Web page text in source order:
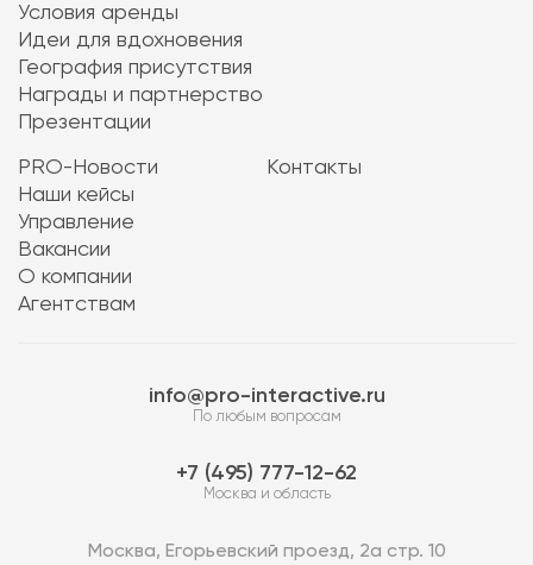
Условия аренды
Идеи для вдохновения
География присутствия
Награды и партнерство
Презентации
PRO-Новости
Наши кейсы
Управление
Вакансии
О компании
Агентствам
Контакты
info@pro-interactive.ru
По любым вопросам
7 (495) 777-12-62
Москва и область
Москва, Егорьевский проезд, 2а стр. 10